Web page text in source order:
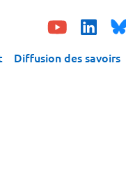
Diffusion des savoirs